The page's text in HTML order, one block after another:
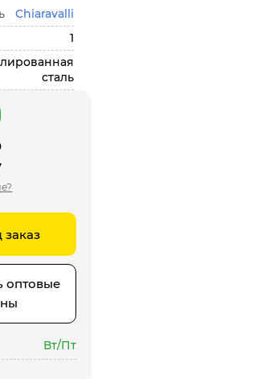
Chiaravalli
1
сталь
оптовые
Вт/Пт